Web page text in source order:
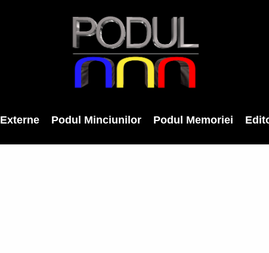
Externe Podul Minciunilor Podul Memoriei